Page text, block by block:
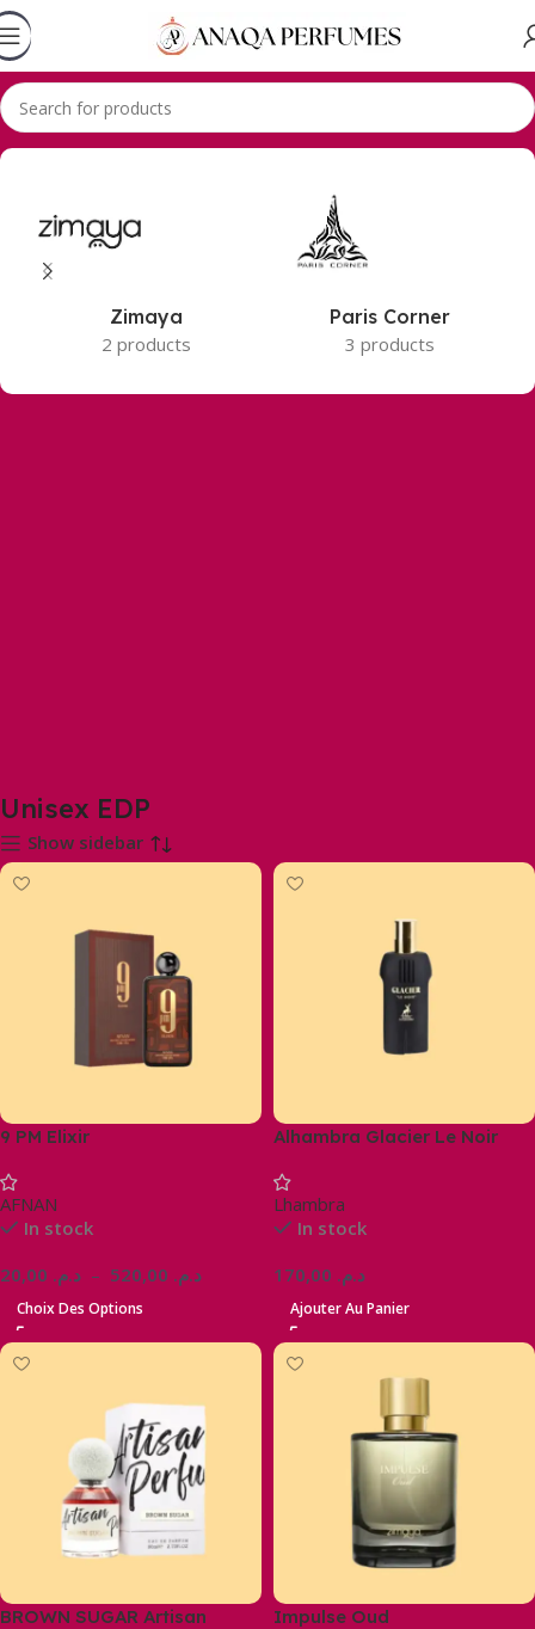
Accueil Produits identifiés “Unisex EDP”
Zimaya
2 products
Paris Corner
3 products
Unisex EDP
Show sidebar
9 PM Elixir
AFNAN
In stock
د.م. – د.م.
Choix Des Options
Alhambra Glacier Le Noir
Lhambra
In stock
د.م.
Ajouter Au Panier
BROWN SUGAR Artisan
Impulse Oud